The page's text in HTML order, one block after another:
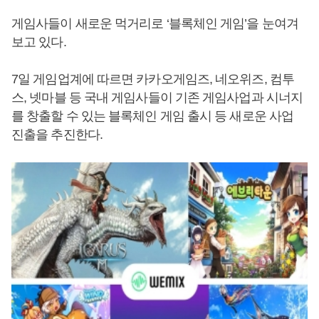
게임사들이 새로운 먹거리로 ‘블록체인 게임’을 눈여겨
보고 있다.
7일 게임업계에 따르면 카카오게임즈, 네오위즈, 컴투
스, 넷마블 등 국내 게임사들이 기존 게임사업과 시너지
를 창출할 수 있는 블록체인 게임 출시 등 새로운 사업
진출을 추진한다.